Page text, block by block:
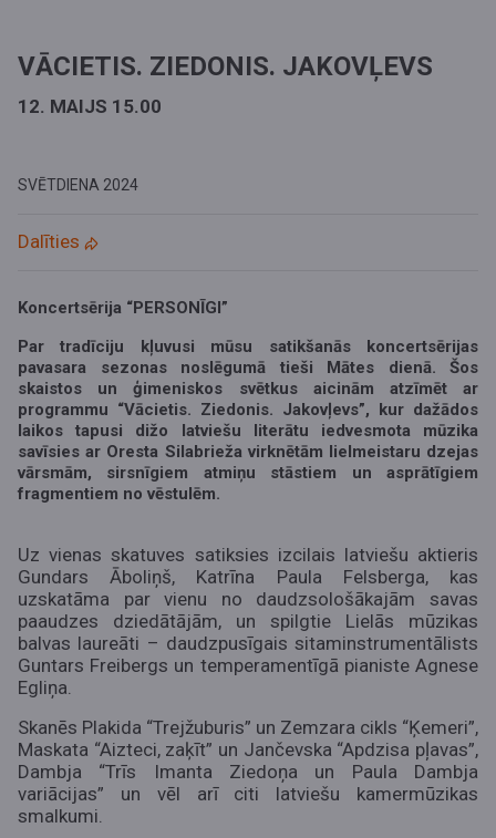
VĀCIETIS. ZIEDONIS. JAKOVĻEVS
12. MAIJS 15.00
SVĒTDIENA 2024
Dalīties
Koncertsērija “PERSONĪGI”
Par tradīciju kļuvusi mūsu satikšanās koncertsērijas
pavasara sezonas noslēgumā tieši Mātes dienā. Šos
skaistos un ģimeniskos svētkus aicinām atzīmēt ar
programmu “Vācietis. Ziedonis. Jakovļevs”, kur dažādos
laikos tapusi dižo latviešu literātu iedvesmota mūzika
savīsies ar Oresta Silabrieža virknētām lielmeistaru dzejas
vārsmām, sirsnīgiem atmiņu stāstiem un asprātīgiem
fragmentiem no vēstulēm.
Uz vienas skatuves satiksies izcilais latviešu aktieris
Gundars Āboliņš, Katrīna Paula Felsberga, kas
uzskatāma par vienu no daudzsološākajām savas
paaudzes dziedātājām, un spilgtie Lielās mūzikas
balvas laureāti – daudzpusīgais sitaminstrumentālists
Guntars Freibergs un temperamentīgā pianiste Agnese
Egliņa.
Skanēs Plakida “Trejžuburis” un Zemzara cikls “Ķemeri”,
Maskata “Aizteci, zaķīt” un Jančevska “Apdzisa pļavas”,
Dambja “Trīs Imanta Ziedoņa un Paula Dambja
variācijas” un vēl arī citi latviešu kamermūzikas
smalkumi.